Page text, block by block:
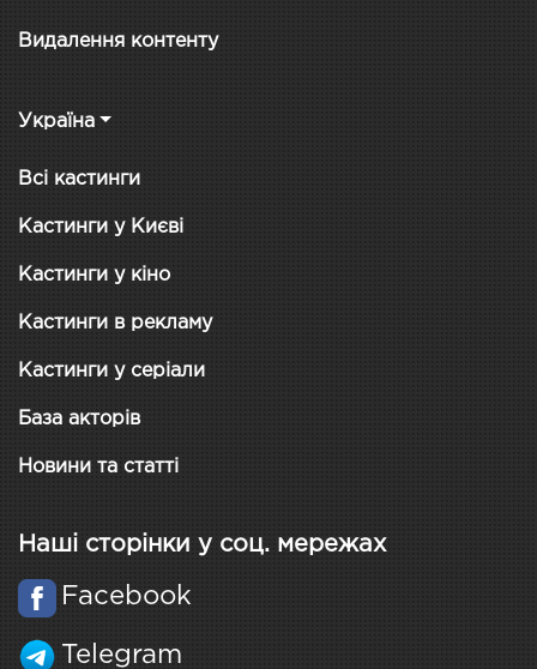
Видалення контенту
Україна
Всі кастинги
Кастинги у Києві
Кастинги у кіно
Кастинги в рекламу
Кастинги у серіали
База акторів
Новини та статті
Наші сторінки у соц. мережах
Facebook
Telegram